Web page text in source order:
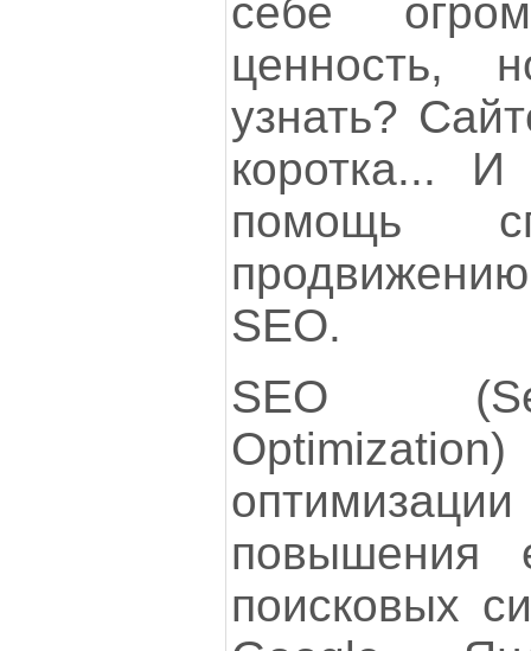
себе
ценность,
узнать?
коротка...
помощь
SEO.
SEO
повышения
поисковых